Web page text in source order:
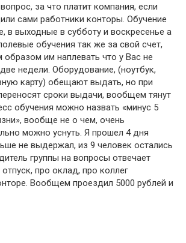
за что платит компания, если
сами работники конторы. Обучение
в выходные в субботу и воскресенье а
обучения так же за свой счет,
образом им наплевать что у Вас не
недели. Оборудование, (ноутбук,
карту) обещают выдать, но при
сроки выдачи, вообщем тянут
обучения можно назвать «минус 5
вообще не о чем, очень
можно уснуть. Я прошел 4 дня
не выдержал, из 9 человек остались
группы на вопросы отвечает
про оклад, про коллег
Вообщем проездил 5000 рублей и